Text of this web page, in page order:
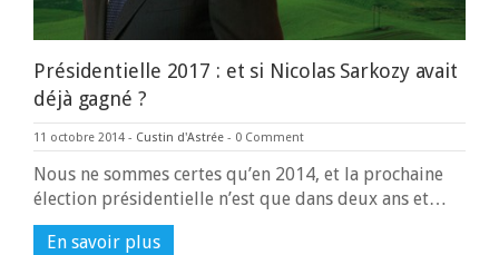
Présidentielle 2017 : et si Nicolas Sarkozy avait
déjà gagné ?
11 octobre 2014 - Custin d'Astrée - 0 Comment
Nous ne sommes certes qu’en 2014, et la prochaine
élection présidentielle n’est que dans deux ans et…
En savoir plus